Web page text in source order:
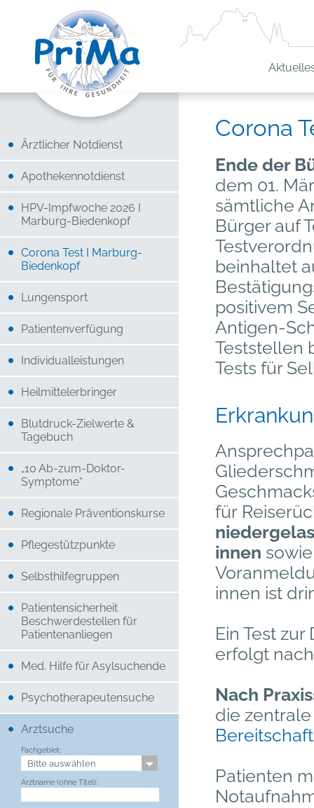
Ärztlicher Notdienst
Apothekennotdienst
HPV-Impfwoche 2026 I
Marburg-Biedenkopf
Corona Test I Marburg-
Biedenkopf
Lungensport
Patientenverfügung
Individualleistungen
Heilmittelerbringer
Blutdruck-Zielwerte &
Tagebuch
„10 Ab-zum-Doktor-
Symptome“
Regionale Präventionskurse
Pflegestützpunkte
Selbsthilfegruppen
Patientensicherheit
Beschwerdestellen für
Patientenanliegen
Med. Hilfe für Asylsuchende
Psychotherapeutensuche
Arztsuche
Fachgebiet:
Arztname (ohne Titel):
Corona
Ende der
dem 01.
sämtliche
Bürger auf
beinhaltet
positivem
Antigen-
Teststellen
Tests für
für
innen
innen ist
Ein Test
erfolgt
Nach
die
Patienten